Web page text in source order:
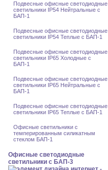
Подвесные офисные светодиодные
светильники IP54 Нейтральные с
БАП-1
Подвесные офисные светодиодные
светильники IP54 Теплые с БАП-1
Подвесные офисные светодиодные
светильники IP65 Холодные с
БАП-1
Подвесные офисные светодиодные
светильники IP65 Нейтральные с
БАП-1
Подвесные офисные светодиодные
светильники IP65 Теплые с БАП-1
Офисные светильники с
темперированным силикатным
стеклом БАП-1
Офисные светодиодные
светильники с БАП-3